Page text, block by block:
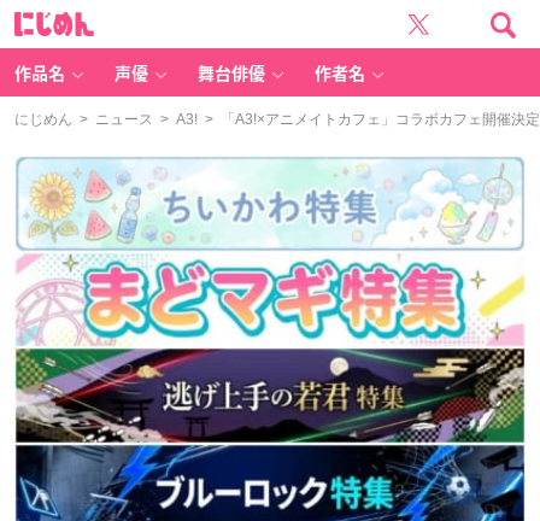
作品名 声優 舞台俳優 作者名
にじめん > ニュース > A3! > 「A3!×アニメイトカフェ」コラボカフェ開催決